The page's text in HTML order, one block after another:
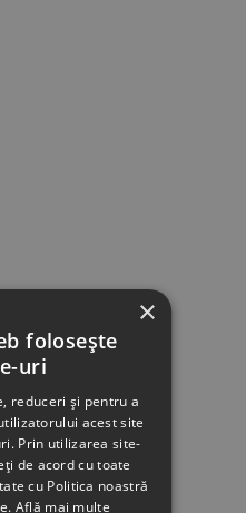
×
folosește
uri
reduceri și pentru a
acest site
Prin utilizarea site-
de acord cu toate
cu Politica noastră
Află mai multe